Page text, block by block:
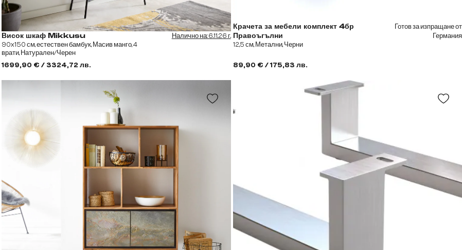
Висок шкаф Mikkusu
90x150 см, естествен бамбук, Масив манго, 4
врати, Натурален/Черен
1699,90 € / 3324,72 лв.
Налично на: 6.11.26 г.
Крачета за мебели комплект 4бр
Правоъгълни
12,5 см, Метални, Черни
89,90 € / 175,83 лв.
Готов за изпращане от
Германия